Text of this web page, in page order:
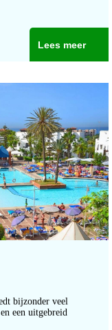
Lees meer
bijzonder veel
een uitgebreid